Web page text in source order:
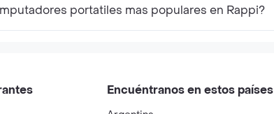
portatiles mas populares en Rappi?
Encuéntranos en estos países